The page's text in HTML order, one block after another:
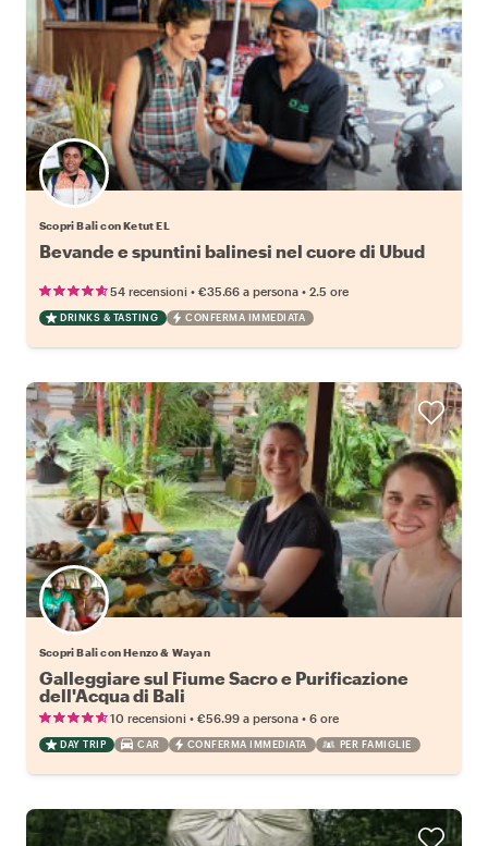
Scopri Bali con Ketut EL
Bevande e spuntini balinesi nel cuore di Ubud
54 recensioni • €35.66 a persona • 2.5 ore
DRINKS & TASTING CONFERMA IMMEDIATA
Scopri Bali con Henzo & Wayan
Galleggiare sul Fiume Sacro e Purificazione
dell'Acqua di Bali
10 recensioni • €56.99 a persona • 6 ore
DAY TRIP CAR CONFERMA IMMEDIATA PER FAMIGLIE